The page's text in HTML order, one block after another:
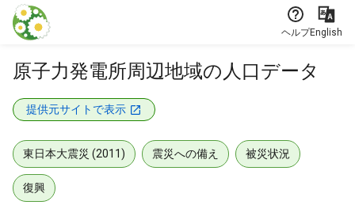
本文に飛ぶ
ヘルプEnglish
原子力発電所周辺地域の人口データ
提供元サイトで表示
東日本大震災 (2011) 震災への備え 被災状況
復興